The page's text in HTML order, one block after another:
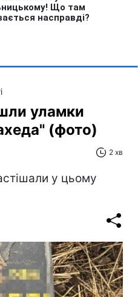
уламки
(фото)
2 хв
у цьому